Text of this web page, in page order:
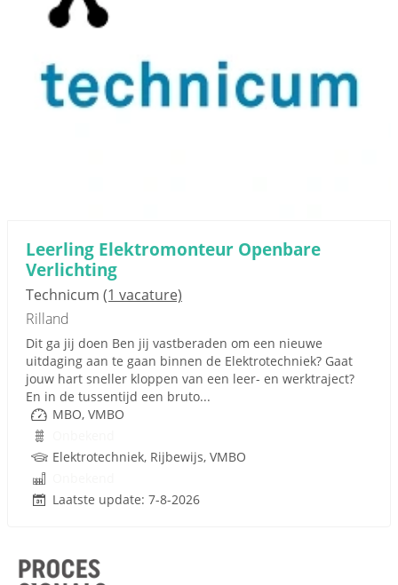
Leerling Elektromonteur Openbare
Verlichting
Technicum (1 vacature)
Rilland
Dit ga jij doen Ben jij vastberaden om een nieuwe
uitdaging aan te gaan binnen de Elektrotechniek? Gaat
jouw hart sneller kloppen van een leer- en werktraject?
En in de tussentijd een bruto...
MBO, VMBO
Elektrotechniek, Rijbewijs, VMBO
Laatste update: 7-8-2026